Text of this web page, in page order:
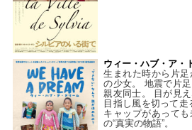
ウィー・ハブ・ア
生まれた時から片
の少女。 地震で片
親友同士。 目が見
目指し風を切って
キャップがあって
の“真実の物語”。